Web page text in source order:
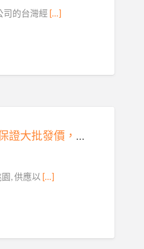
司的台灣經 […]
萊茵飾品批發，飾品工廠直營，保證大批發價，是您批貨批發創業的好夥伴。
, 供應以 […]